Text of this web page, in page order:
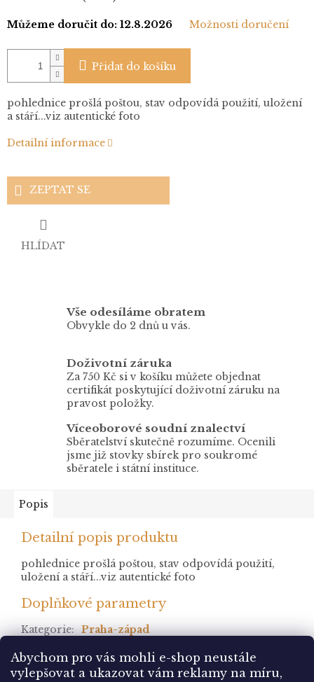
Abychom pro vás mohli e-shop neustále
vylepšovat a ukazovat vám reklamy na míru,
Můžeme doručit do: 12.8.2026 Možnosti doručení
Přidat do košíku
pohlednice prošlá poštou, stav odpovídá použití, uložení
a stáří...viz autentické foto
Detailní informace
ZEPTAT SE
HLÍDAT
Vše odesíláme obratem
Obvykle do 2 dnů u vás.
Doživotní záruka
Za 750 Kč si v košíku můžete objednat
certifikát poskytující doživotní záruku na
pravost položky.
Víceoborové soudní znalectví
Sběratelství skutečně rozumíme. Ocenili
jsme již stovky sbírek pro soukromé
sběratele i státní instituce.
Popis
Detailní popis produktu
pohlednice prošlá poštou, stav odpovídá použití,
uložení a stáří...viz autentické foto
Doplňkové parametry
Kategorie: Praha-západ